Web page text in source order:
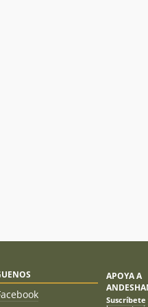
APOYA A
Suscríbete